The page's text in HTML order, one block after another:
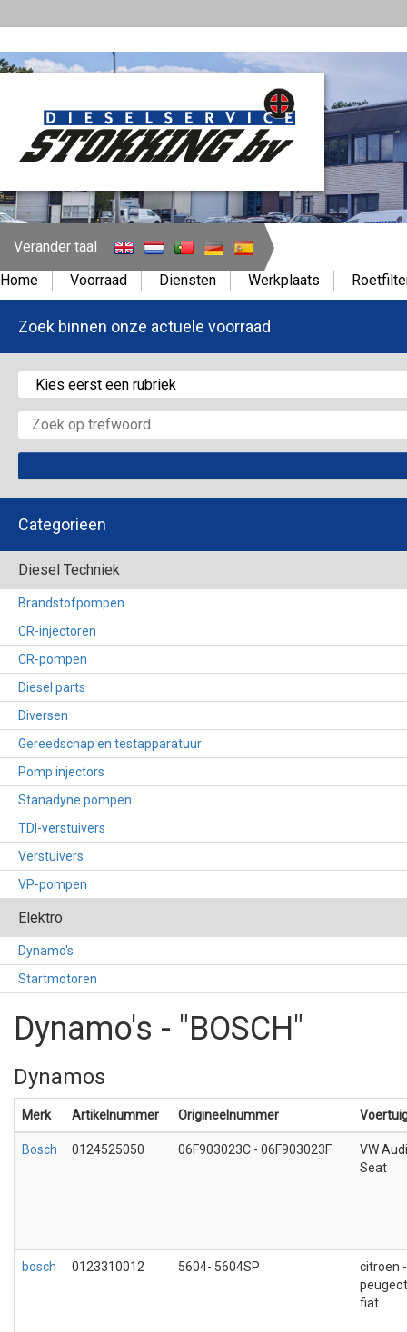
Verander taal
Home
Voorraad Diensten Werkplaats
Zoek binnen onze actuele voorraad
Categorieen
Diesel Techniek
Brandstofpompen
CR-injectoren
CR-pompen
Diesel parts
Diversen
Gereedschap en testapparatuur
Pomp injectors
Stanadyne pompen
TDI-verstuivers
Verstuivers
VP-pompen
Elektro
Dynamo's
Startmotoren
Dynamo's - "BOSCH"
Dynamos
Merk Artikelnummer Origineelnummer
Bosch 0124525050 06F903023C - 06F903023F
VW Audi
Seat
bosch 0123310012 5604- 5604SP
citroen -
fiat